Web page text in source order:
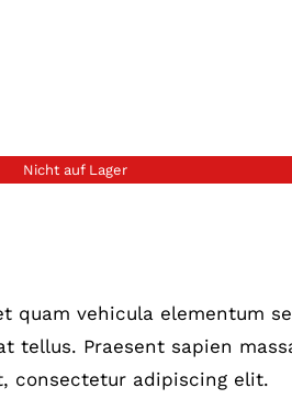
Nicht auf Lager
quam vehicula elementum
tellus. Praesent sapien
consectetur adipiscing elit.